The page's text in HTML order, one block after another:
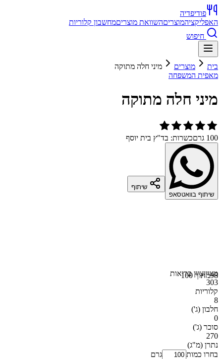
פודיפדיה
האפליקציהמוצריםהשוואת מוצריםמחשבון קלוריות
חיפוש
בית מוצרים
מיני חלה מתוקה
מאפית המשפחה
מיני חלה מתוקה
100 גרם כשרות: בד"ץ בית יוסף
שיתוף בוואטסאפ
שיתוף
98מתוך 100מצויןציון בריאות
303
קלוריות
8
חלבון (ג')
0
סוכר (ג')
270
נתרן (מ"ג)
בחרו כמות
גרם